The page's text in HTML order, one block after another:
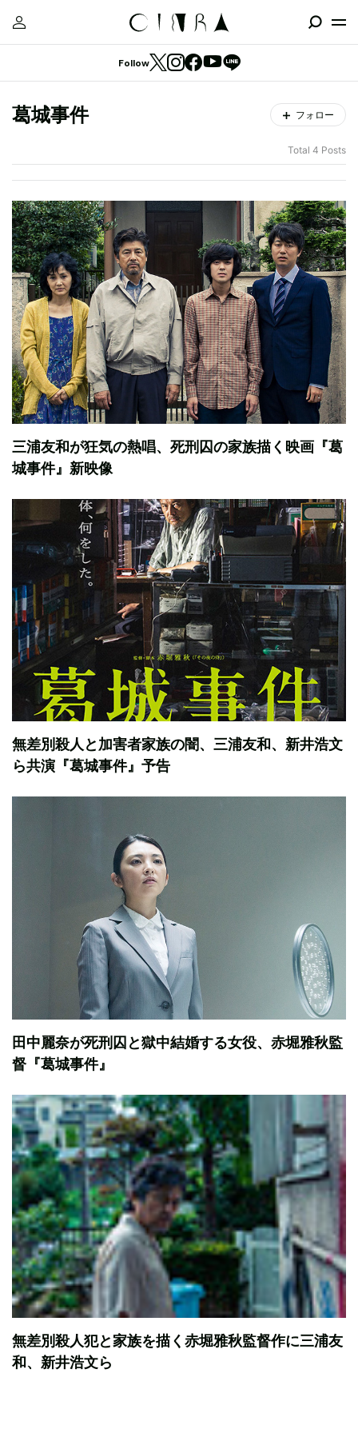
Follow
葛城事件 フォロー
Total 4 Posts
三浦友和が狂気の熱唱、死刑囚の家族描く映画『葛
城事件』新映像
無差別殺人と加害者家族の闇、三浦友和、新井浩文
ら共演『葛城事件』予告
田中麗奈が死刑囚と獄中結婚する女役、赤堀雅秋監
督『葛城事件』
無差別殺人犯と家族を描く赤堀雅秋監督作に三浦友
和、新井浩文ら